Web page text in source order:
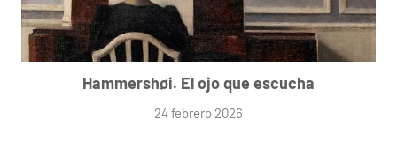
Hammershøi. El ojo que escucha
24 febrero 2026